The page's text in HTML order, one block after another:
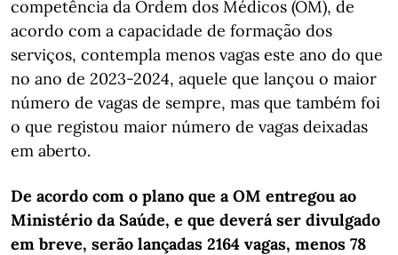
competência da Ordem dos Médicos (OM), de
acordo com a capacidade de formação dos
serviços, contempla menos vagas este ano do que
no ano de 2023-2024, aquele que lançou o maior
número de vagas de sempre, mas que também foi
o que registou maior número de vagas deixadas
em aberto.
De acordo com o plano que a OM entregou ao
Ministério da Saúde, e que deverá ser divulgado
em breve, serão lançadas 2164 vagas, menos 78